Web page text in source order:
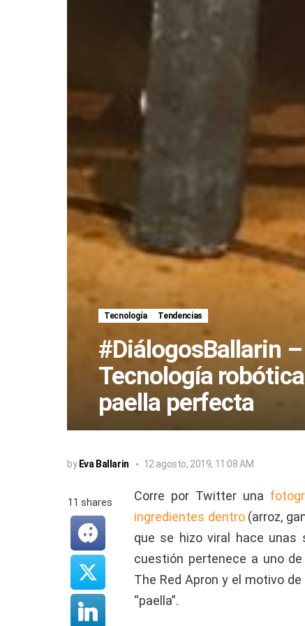
Tecnología Tendencias
#DiálogosBallarin
Tecnología
paella perfecta
by Eva Ballarin 12 agosto, 2019, 11:08 AM
Corre por Twitter una
ingredientes dentro(arroz,
que se hizo viral hace unas
cuestión pertenece a uno
The Red Apron y el motivo
“paella”.
11 shares